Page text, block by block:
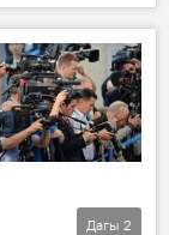
Россиянын Донбассты коргоо боюнча атайын операциясы
Дагы 2